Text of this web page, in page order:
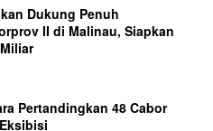
Dukung Penuh
II di Malinau, Siapkan
Pertandingkan 48 Cabor